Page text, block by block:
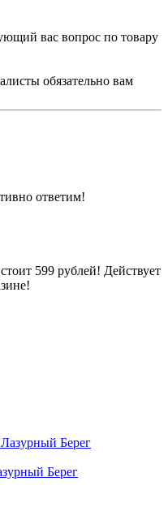
вас вопрос по товару
обязательно вам
ответим!
599 рублей! Действует
Берег